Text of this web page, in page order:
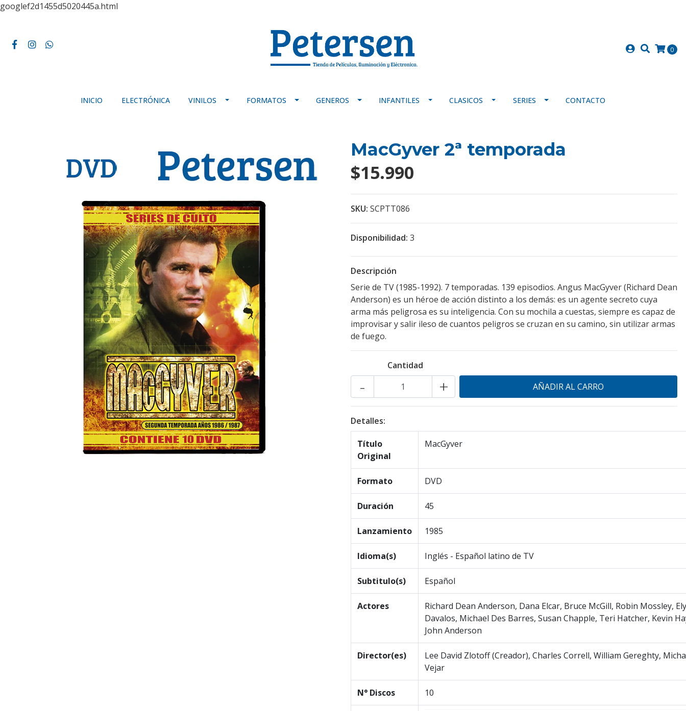
googlef2d1455d5020445a.html
0
INICIO ELECTRÓNICA VINILOS FORMATOS GENEROS INFANTILES CLASICOS SERIES CONTACTO
MacGyver 2ª temporada
$15.990
SKU: SCPTT086
Disponibilidad: 3
Descripción
Serie de TV (1985-1992). 7 temporadas. 139 episodios. Angus MacGyver (Richard Dean
Anderson) es un héroe de acción distinto a los demás: es un agente secreto cuya
arma más peligrosa es su inteligencia. Con su mochila a cuestas, siempre es capaz de
improvisar y salir ileso de cuantos peligros se cruzan en su camino, sin utilizar armas
de fuego.
Cantidad
+
-
Detalles:
Título
Original
MacGyver
Formato DVD
Duración 45
Lanzamiento 1985
Idioma(s) Inglés - Español latino de TV
Subtitulo(s) Español
Actores
Richard Dean Anderson, Dana Elcar, Bruce McGill, Robin Mossley,
Davalos, Michael Des Barres, Susan Chapple, Teri Hatcher, Kevin
John Anderson
Director(es)
Lee David Zlotoff (Creador), Charles Correll, William Gereghty,
Vejar
N° Discos 10